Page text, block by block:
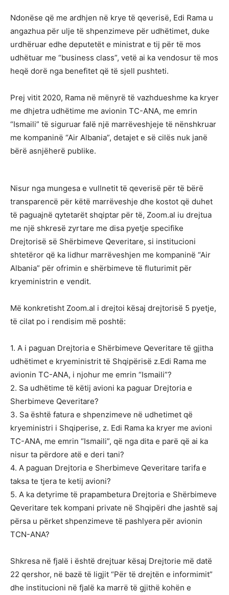
Ndonëse që me ardhjen në krye të qeverisë, Edi Rama u
angazhua për ulje të shpenzimeve për udhëtimet, duke
urdhëruar edhe deputetët e ministrat e tij për të mos
udhëtuar me “business class”, vetë ai ka vendosur të mos
heqë dorë nga benefitet që të sjell pushteti.
Prej vitit 2020, Rama në mënyrë të vazhdueshme ka kryer
me dhjetra udhëtime me avionin TC-ANA, me emrin
“Ismaili” të siguruar falë një marrëveshjeje të nënshkruar
me kompaninë “Air Albania”, detajet e së cilës nuk janë
bërë asnjëherë publike.
Nisur nga mungesa e vullnetit të qeverisë për të bërë
transparencë për këtë marrëveshje dhe kostot që duhet
të paguajnë qytetarët shqiptar për të, Zoom.al iu drejtua
me një shkresë zyrtare me disa pyetje specifike
Drejtorisë së Shërbimeve Qeveritare, si institucioni
shtetëror që ka lidhur marrëveshjen me kompaninë “Air
Albania” për ofrimin e shërbimeve të fluturimit për
kryeministrin e vendit.
Më konkretisht Zoom.al i drejtoi kësaj drejtorisë 5 pyetje,
të cilat po i rendisim më poshtë:
1. A i paguan Drejtoria e Shërbimeve Qeveritare të gjitha
udhëtimet e kryeministrit të Shqipërisë z.Edi Rama me
avionin TC-ANA, i njohur me emrin “Ismaili”?
2. Sa udhëtime të këtij avioni ka paguar Drejtoria e
Sherbimeve Qeveritare?
3. Sa është fatura e shpenzimeve në udhetimet që
kryeministri i Shqiperise, z. Edi Rama ka kryer me avioni
TC-ANA, me emrin “Ismaili”, që nga dita e parë që ai ka
nisur ta përdore atë e deri tani?
4. A paguan Drejtoria e Sherbimeve Qeveritare tarifa e
taksa te tjera te ketij avioni?
5. A ka detyrime të prapambetura Drejtoria e Shërbimeve
Qeveritare tek kompani private në Shqipëri dhe jashtë saj
përsa u përket shpenzimeve të pashlyera për avionin
TCN-ANA?
Shkresa në fjalë i është drejtuar kësaj Drejtorie më datë
22 qershor, në bazë të ligjit “Për të drejtën e informimit”
dhe institucioni në fjalë ka marrë të gjithë kohën e